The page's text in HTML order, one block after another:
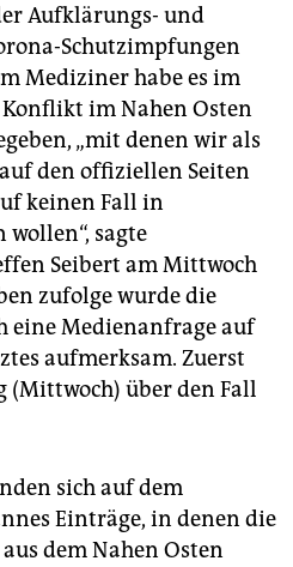
Aufklärungs- und
Schutzimpfungen
Mediziner habe es im
im Nahen Osten
„mit denen wir als
den offiziellen Seiten
keinen Fall in
sagte
Seibert am Mittwoch
zufolge wurde die
eine Medienanfrage auf
aufmerksam. Zuerst
(Mittwoch) über den Fall
sich auf dem
Einträge, in denen die
dem Nahen Osten